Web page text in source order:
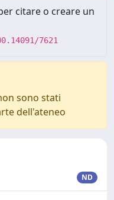
citare o creare un
7621
sono stati
dell'ateneo
ND